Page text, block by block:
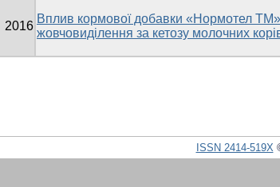
2016
Вплив кормової добавки «Нормотел
жовчовиділення за кетозу молочних
ISSN 2414-519X